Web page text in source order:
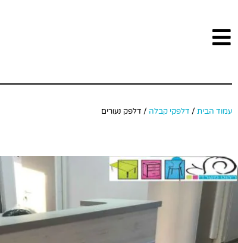
עמוד הבית / דלפקי קבלה / דלפק נעורים